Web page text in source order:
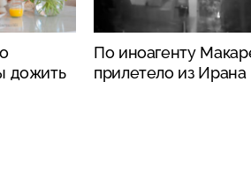
дожить
По иноагенту
прилетело из Ирана